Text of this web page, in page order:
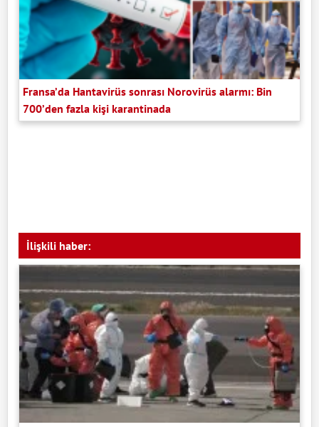
Fransa’da Hantavirüs sonrası Norovirüs alarmı: Bin
700’den fazla kişi karantinada
İlişkili haber: